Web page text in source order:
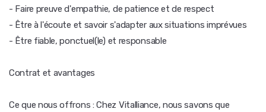
- Faire preuve d'empathie, de patience et de respect
- Être à l'écoute et savoir s'adapter aux situations imprévues
- Être fiable, ponctuel(le) et responsable
Contrat et avantages
Ce que nous offrons : Chez Vitalliance, nous savons que